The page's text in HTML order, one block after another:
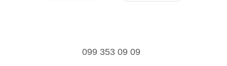
099 353 09 09